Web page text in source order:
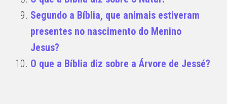
Segundo a Bíblia, que animais estiveram
presentes no nascimento do Menino
Jesus?
O que a Bíblia diz sobre a Árvore de Jessé?